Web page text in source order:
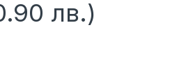
лв.)